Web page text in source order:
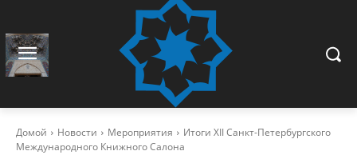
Домой Новости Мероприятия
Итоги XII Санкт-Петербургского
Международного Книжного Салона